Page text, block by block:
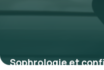
Sophrologie et